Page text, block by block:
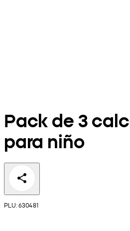
Pack de 3
para niño
PLU: 630481